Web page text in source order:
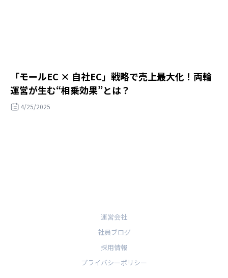
「モールEC × 自社EC」戦略で売上最大化！両輪
運営が生む“相乗効果”とは？
4/25/2025
運営会社
社員ブログ
採用情報
プライバシーポリシー